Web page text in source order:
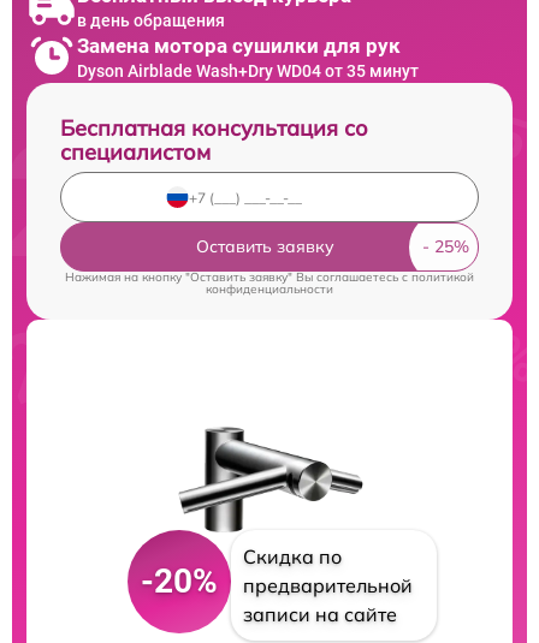
в день обращения
Замена мотора сушилки для рук
Dyson Airblade Wash+Dry WD04 от 35 минут
Бесплатная консультация со
специалистом
Оставить заявку
Нажимая на кнопку "Оставить заявку" Вы соглашаетесь cполитикой
конфиденциальности
-20%
Скидка по
предварительной
записи на сайте